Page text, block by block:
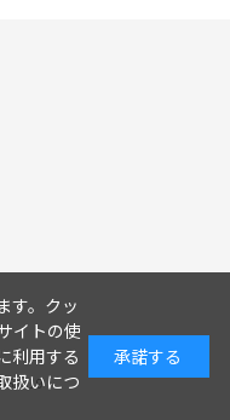
す。クッ
イトの使
利用する
扱いにつ
承諾する